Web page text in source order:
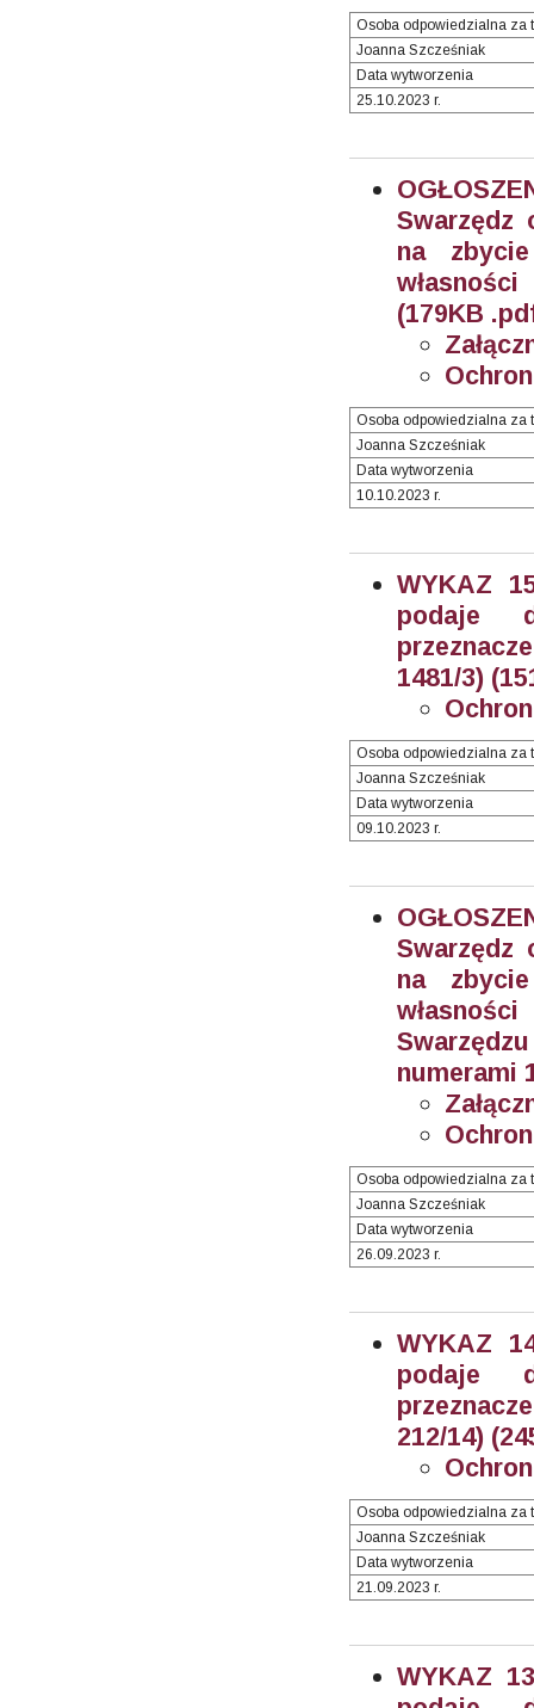
Osoba odpowiedzialna za
Joanna Szcześniak
Data wytworzenia
25.10.2023 r.
Swarzędz
na
(179KB
Osoba odpowiedzialna za
Joanna Szcześniak
Data wytworzenia
10.10.2023 r.
WYKAZ
podaje
1481/3)
Osoba odpowiedzialna za
Joanna Szcześniak
Data wytworzenia
09.10.2023 r.
Swarzędz
na
numerami
Osoba odpowiedzialna za
Joanna Szcześniak
Data wytworzenia
26.09.2023 r.
WYKAZ
podaje
212/14)
Osoba odpowiedzialna za
Joanna Szcześniak
Data wytworzenia
21.09.2023 r.
WYKAZ